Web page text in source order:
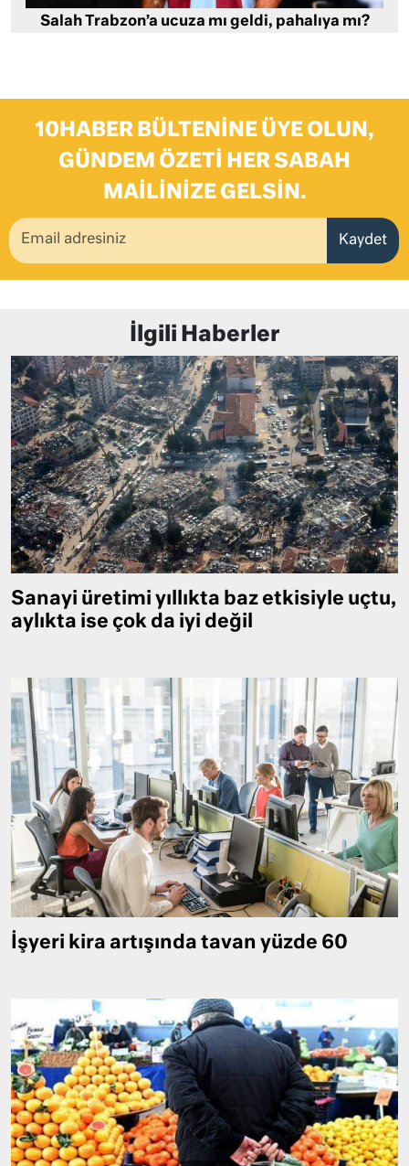
Salah Trabzon’a ucuza mı geldi, pahalıya mı?
10HABER BÜLTENINE ÜYE OLUN,
GÜNDEM ÖZETI HER SABAH
MAILINIZE GELSIN.
Kaydet
İlgili Haberler
Sanayi üretimi yıllıkta baz etkisiyle uçtu,
aylıkta ise çok da iyi değil
İşyeri kira artışında tavan yüzde 60